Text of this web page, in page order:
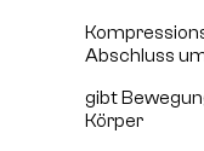
Abschluss
gibt
Körper